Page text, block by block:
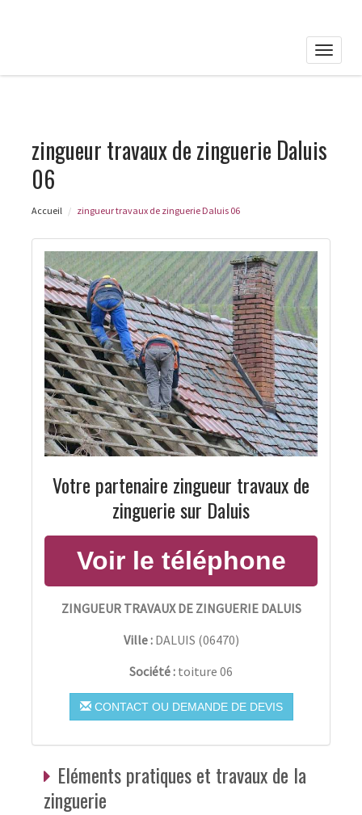
Toggle
zingueur travaux de zinguerie Daluis
06
Accueil zingueur travaux de zinguerie Daluis 06
Votre partenaire zingueur travaux de
zinguerie sur Daluis
ZINGUEUR TRAVAUX DE ZINGUERIE DALUIS
Ville : DALUIS (06470)
Société : toiture 06
CONTACT OU DEMANDE DE DEVIS
Eléments pratiques et travaux de la
zinguerie